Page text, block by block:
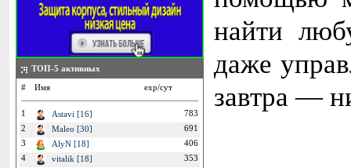
ТОП-5 активных
# Имя exp/сут
1 Astavi [16]
783
2
Maleo [30]
691
3
AlyN [18]
406
4
vitalik [18]
353
найти
даже
завтра —